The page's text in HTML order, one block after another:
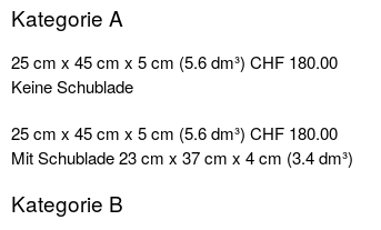
Kategorie A
25 cm x 45 cm x 5 cm (5.6 dm³) CHF 180.00
Keine Schublade
25 cm x 45 cm x 5 cm (5.6 dm³) CHF 180.00
Mit Schublade 23 cm x 37 cm x 4 cm (3.4 dm³)
Kategorie B